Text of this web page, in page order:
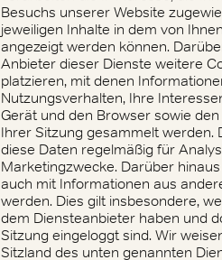
Besuchs unserer Website
jeweiligen Inhalte in dem von
angezeigt werden können.
Anbieter dieser Dienste weitere
platzieren, mit denen
Nutzungsverhalten, Ihre
Gerät und den Browser sowie
Ihrer Sitzung gesammelt werden.
diese Daten regelmäßig für
Marketingzwecke. Darüber
auch mit Informationen aus
werden. Dies gilt insbesondere,
dem Diensteanbieter haben und
Sitzung eingeloggt sind. Wir
Sitzland des unten genannten